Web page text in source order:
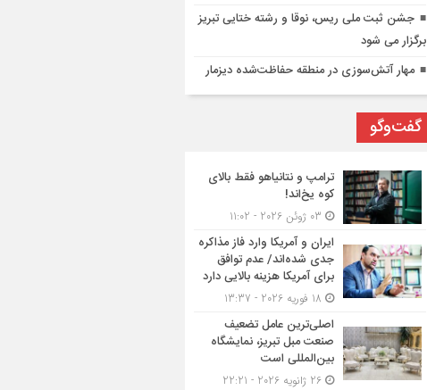
جشن ثبت ملی ریس، نوقا و رشته ختایی تبریز
برگزار می شود
مهار آتش‌سوزی در منطقه حفاظت‌شده دیزمار
گفت‌وگو
ترامپ و نتانیاهو فقط بالای
کوه یخ‌اند!
ایران و آمریکا وارد فاز مذاکره
جدی شده‌اند/ عدم توافق
برای آمریکا هزینه بالایی دارد
اصلی‌ترین عامل تضعیف
صنعت مبل تبریز، نمایشگاه
بین‌المللی است